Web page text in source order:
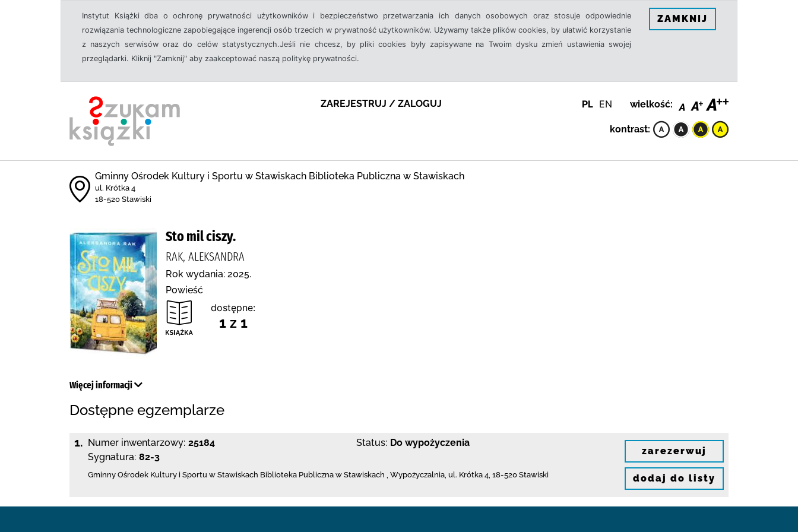
Instytut Książki dba o ochronę prywatności użytkowników i bezpieczeństwo przetwarzania ich danych osobowych oraz stosuje odpowiednie
rozwiązania technologiczne zapobiegające ingerencji osób trzecich w prywatność użytkowników. Używamy także plików cookies, by ułatwić korzystanie
z naszych serwisów oraz do celów statystycznych.Jeśli nie chcesz, by pliki cookies były zapisywane na Twoim dysku zmień ustawienia swojej
przeglądarki. Kliknij "Zamknij" aby zaakceptować naszą politykę prywatności.
ZAMKNIJ
ZAREJESTRUJ / ZALOGUJ PL EN wielkość:
kontrast:
Gminny Ośrodek Kultury i Sportu w Stawiskach Biblioteka Publiczna w Stawiskach
ul. Krótka 4
18-520 Stawiski
Sto mil ciszy.
RAK, ALEKSANDRA
Rok wydania: 2025.
Powieść
dostępne:
1 z 1
Więcej informacji
Dostępne egzemplarze
1. Numer inwentarzowy: 25184
Sygnatura: 82-3
Status: Do wypożyczenia
Gminny Ośrodek Kultury i Sportu w Stawiskach Biblioteka Publiczna w Stawiskach , Wypożyczalnia, ul. Krótka 4, 18-520 Stawiski
zarezerwuj
dodaj do listy